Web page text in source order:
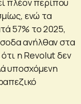
ενώ τα
57% το 2025,
ανήλθαν στα
η Revolut δεν
υποσχόμενη